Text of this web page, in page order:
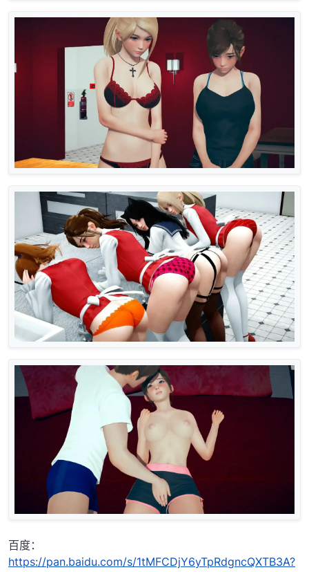
百度：
https://pan.baidu.com/s/1tMFCDjY6yTpRdgncQXTB3A?